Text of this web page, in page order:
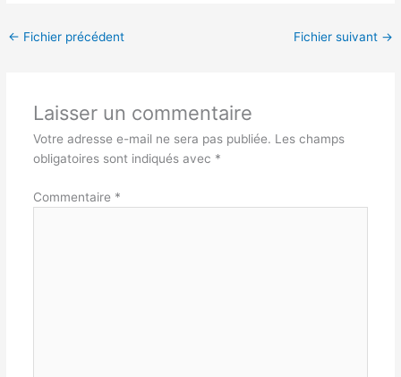
← Fichier précédent Fichier suivant →
Laisser un commentaire
Votre adresse e-mail ne sera pas publiée. Les champs
obligatoires sont indiqués avec *
Commentaire *